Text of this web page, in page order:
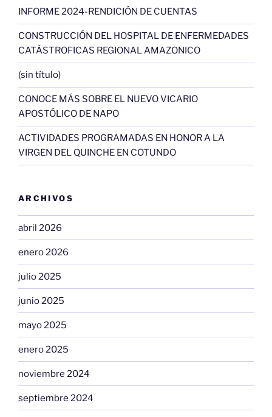
INFORME 2024-RENDICIÓN DE CUENTAS
CONSTRUCCIÓN DEL HOSPITAL DE ENFERMEDADES
CATÁSTROFICAS REGIONAL AMAZONICO
(sin título)
CONOCE MÁS SOBRE EL NUEVO VICARIO
APOSTÓLICO DE NAPO
ACTIVIDADES PROGRAMADAS EN HONOR A LA
VIRGEN DEL QUINCHE EN COTUNDO
ARCHIVOS
abril 2026
enero 2026
julio 2025
junio 2025
mayo 2025
enero 2025
noviembre 2024
septiembre 2024